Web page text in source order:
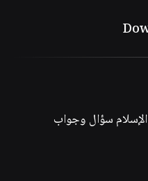
الإسلام سؤال وجواب